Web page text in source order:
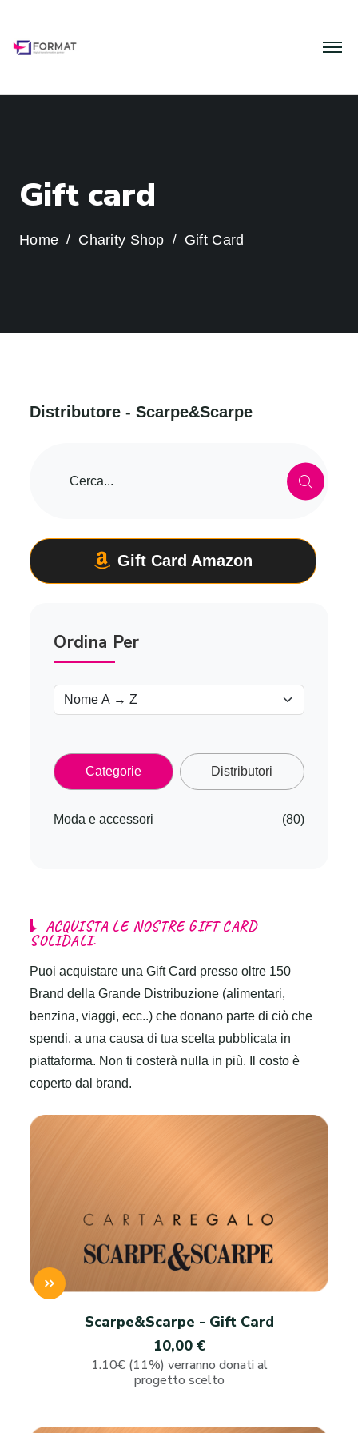
Gift card
Home Charity Shop Gift Card
Distri butore - Scarpe&Scarpe
ACQUISTA LE NOSTRE GIFT CARD
SOLIDALI.
Puoi acquistare una Gift Card presso oltre 150
Brand della Grande Distribuzione (alimentari,
benzina, viaggi, ecc..) che donano parte di ciò che
spendi, a una causa di tua scelta pubblicata in
piattaforma. Non ti costerà nulla in più. Il costo è
coperto dal brand.
Scarpe&Scarpe - Gift Card
10,00 €
1.10€ (11%) verranno donati al
progetto scelto
Gift Card Amazon
Ordina Per
Categorie Distributori
Moda e accessori (80)